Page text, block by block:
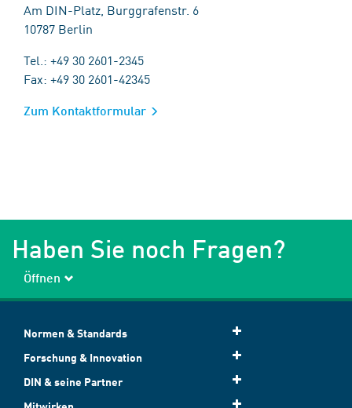
Am DIN-Platz, Burggrafenstr. 6
10787 Berlin
Tel.: +49 30 2601-2345
Fax: +49 30 2601-42345
Zum Kontaktformular
Haben Sie noch Fragen?
Öffnen
Normen & Standards
Forschung & Innovation
DIN & seine Partner